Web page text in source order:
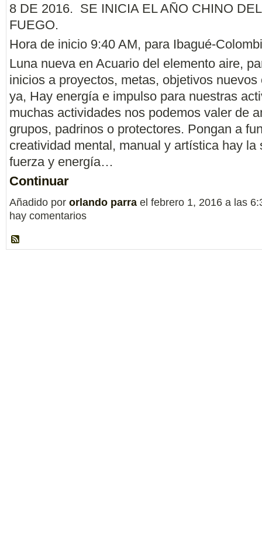
8 DE 2016. SE INICIA EL AÑO CHINO
FUEGO.
Hora de inicio 9:40 AM, para Ibagué-
Luna nueva en Acuario del elemento aire,
inicios a proyectos, metas, objetivos nuevos
ya, Hay energía e impulso para nuestras
muchas actividades nos podemos valer de
grupos, padrinos o protectores. Pongan a
creatividad mental, manual y artística hay la
fuerza y energía…
Continuar
Añadido por orlando parra el febrero 1, 2016 a las
hay comentarios